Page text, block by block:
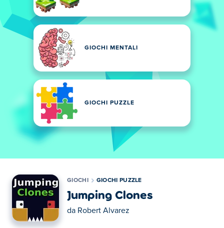
GIOCHI MENTALI
GIOCHI PUZZLE
GIOCHI GIOCHI PUZZLE
Jumping Clones
da Robert Alvarez